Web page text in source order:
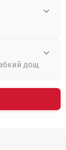
дощ